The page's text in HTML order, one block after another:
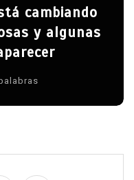
cambiando
y algunas